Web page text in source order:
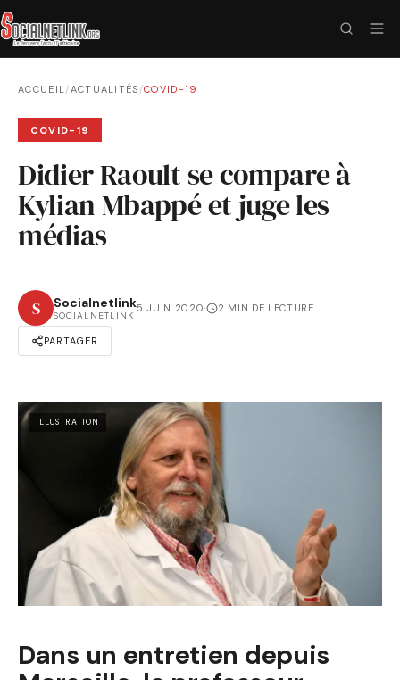
ACCUEIL/ACTUALITÉS /COVID-19
COVID-19
Didier Raoult se compare à
Kylian Mbappé et juge les
médias
S Socialnetlink
SOCIALNETLINK
5 JUIN 2020· 2 MIN DE LECTURE
PARTAGER
ILLUSTRATION
Dans un entretien depuis